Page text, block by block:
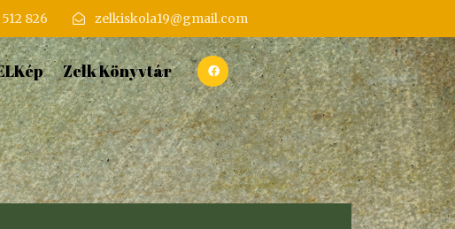
826 zelkiskola19@gmail.com
Zelk Könyvtár